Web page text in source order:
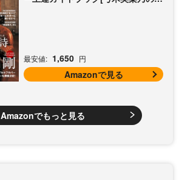
最安値: 1,650 円
Amazonで見る
Amazonでもっと見る